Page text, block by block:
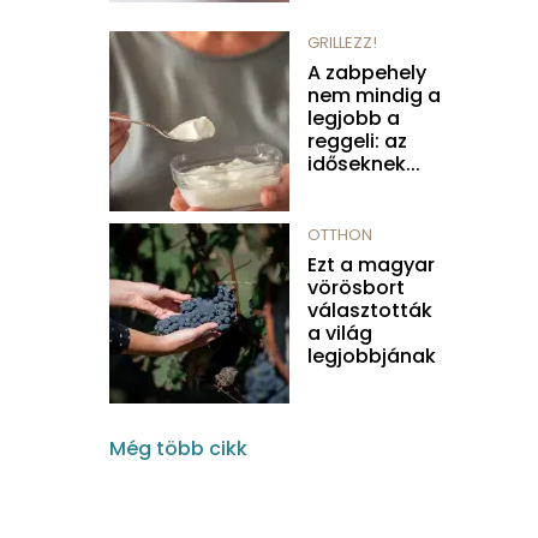
GRILLEZZ!
A zabpehely
nem mindig a
legjobb a
reggeli: az
időseknek...
OTTHON
Ezt a magyar
vörösbort
választották
a világ
legjobbjának
Még több cikk